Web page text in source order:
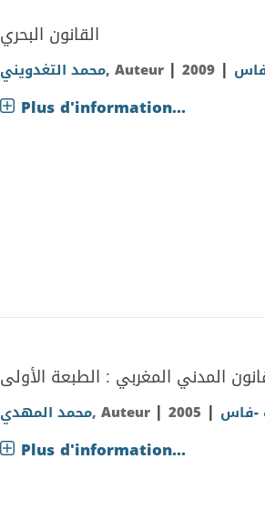
القانون البحري
محمد التغدويني, Auteur | فاس |
2009
Plus d'information...
المدني المغربي : الطبعة الأولى
محمد المهدي, Auteur | -فاس |
2005
Plus d'information...